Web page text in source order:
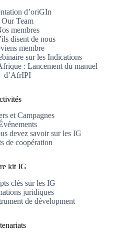
d’oriGIn
Our Team
membres
disent de nous
membre
sur les Indications
: Lancement du manuel
d’AfrIPI
et Campagnes
devez savoir sur les IG
de coopération
kit IG
clés sur les IG
juridiques
de dévelopment